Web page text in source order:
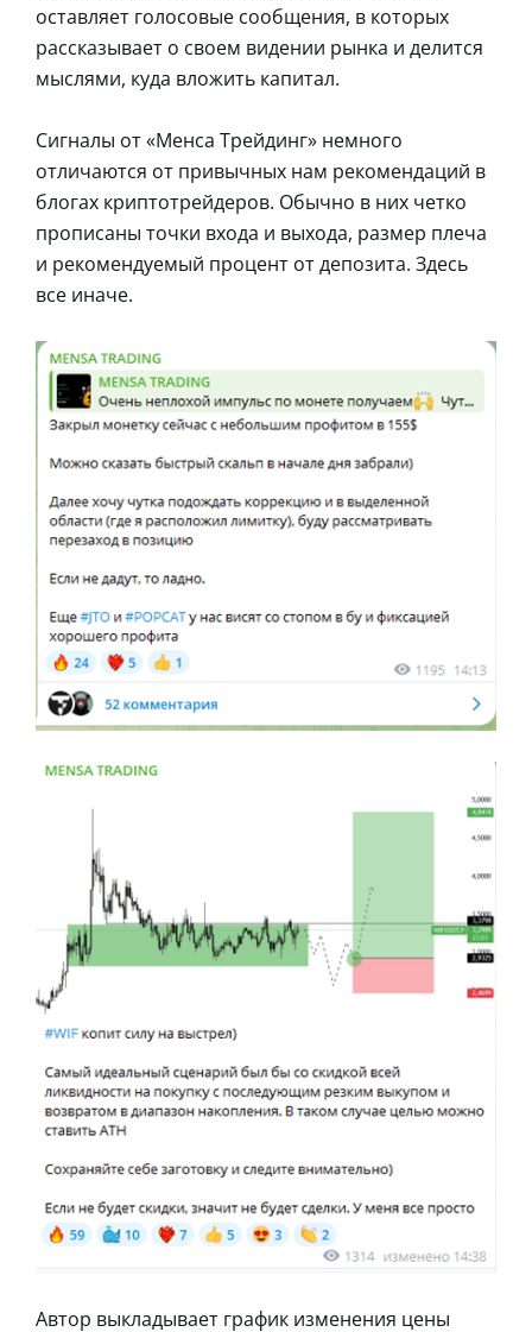
оставляет голосовые сообщения, в которых
рассказывает о своем видении рынка и делится
мыслями, куда вложить капитал.
Сигналы от «Менса Трейдинг» немного
отличаются от привычных нам рекомендаций в
блогах криптотрейдеров. Обычно в них четко
прописаны точки входа и выхода, размер плеча
и рекомендуемый процент от депозита. Здесь
все иначе.
Автор выкладывает график изменения цены